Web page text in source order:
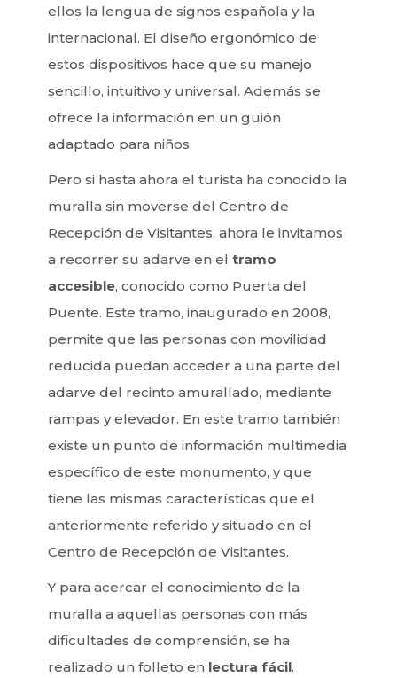
ellos la lengua de signos española y la
internacional. El diseño ergonómico de
estos dispositivos hace que su manejo
sencillo, intuitivo y universal. Además se
ofrece la información en un guión
adaptado para niños.
Pero si hasta ahora el turista ha conocido la
muralla sin moverse del Centro de
Recepción de Visitantes, ahora le invitamos
a recorrer su adarve en el tramo
accesible, conocido como Puerta del
Puente. Este tramo, inaugurado en 2008,
permite que las personas con movilidad
reducida puedan acceder a una parte del
adarve del recinto amurallado, mediante
rampas y elevador. En este tramo también
existe un punto de información multimedia
específico de este monumento, y que
tiene las mismas características que el
anteriormente referido y situado en el
Centro de Recepción de Visitantes.
Y para acercar el conocimiento de la
muralla a aquellas personas con más
dificultades de comprensión, se ha
realizado un folleto en lectura fácil.